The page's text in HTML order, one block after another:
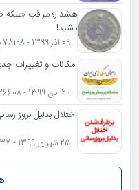
باشید!
09 آذر 1399 - 78198 بازدید - 60 نظر
امکانات و تغییرات
20 آبان 1399 - 26608 بازدید - 20 نظر
اختلال بدلیل بروز
25 شهریور 1399 - 19437 بازدید - 6 نظر